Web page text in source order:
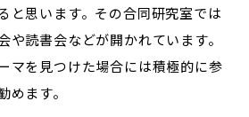
と思います。その合同研究室では
や読書会などが開かれています。
マを見つけた場合には積極的に参
めます。